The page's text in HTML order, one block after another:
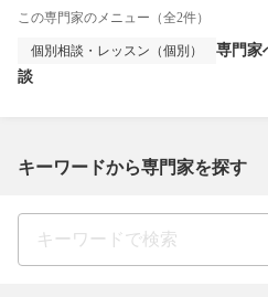
この専門家のメニュー（全2件）
個別相談・レッスン（個別）
専門家
談
キーワードから専門家を探す